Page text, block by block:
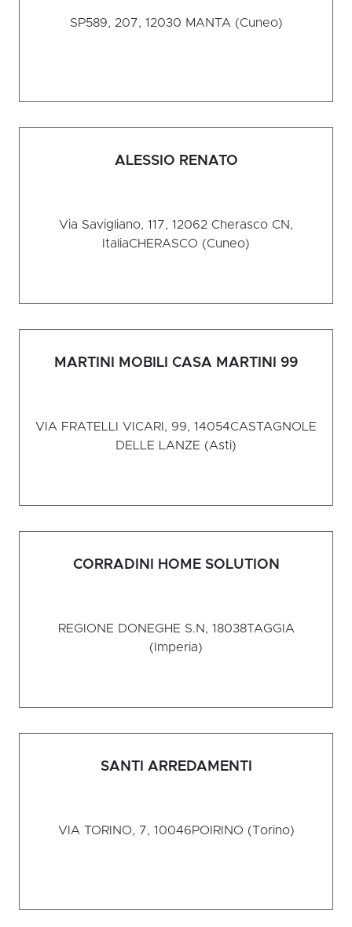
SP589, 207, 12030 MANTA (Cuneo)
ALESSIO RENATO
Via Savigliano, 117, 12062 Cherasco CN,
ItaliaCHERASCO (Cuneo)
MARTINI MOBILI CASA MARTINI 99
VIA FRATELLI VICARI, 99, 14054CASTAGNOLE
DELLE LANZE (Asti)
CORRADINI HOME SOLUTION
REGIONE DONEGHE S.N, 18038TAGGIA
(Imperia)
SANTI ARREDAMENTI
VIA TORINO, 7, 10046POIRINO (Torino)